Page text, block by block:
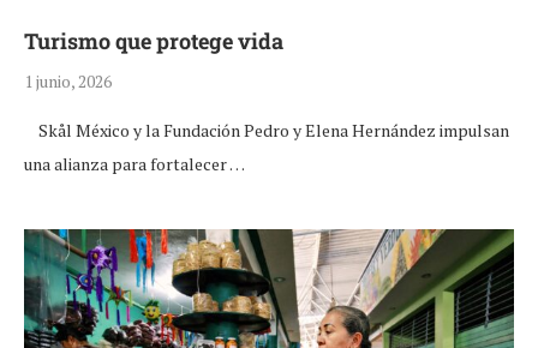
Turismo que protege vida
1 junio, 2026
Skål México y la Fundación Pedro y Elena Hernández impulsan
una alianza para fortalecer …